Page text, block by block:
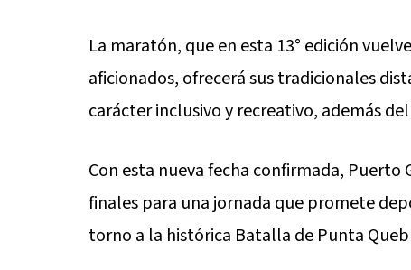
La maratón, que en esta 13° edición
aficionados, ofrecerá sus tradicionales
carácter inclusivo y recreativo, además
Con esta nueva fecha confirmada,
finales para una jornada que promete
torno a la histórica Batalla de Punta